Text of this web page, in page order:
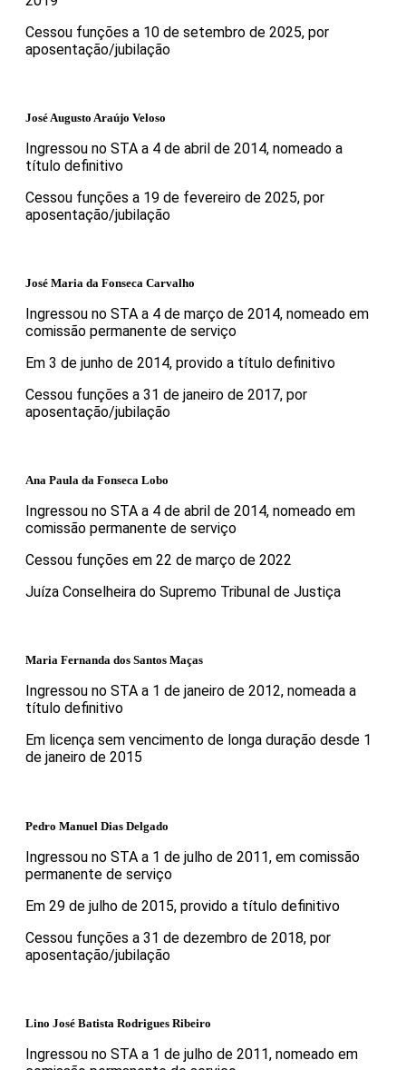
Cessou funções a 10 de setembro de 2025, por
aposentação/jubilação
José Augusto Araújo Veloso
Ingressou no STA a 4 de abril de 2014, nomeado a
título definitivo
Cessou funções a 19 de fevereiro de 2025, por
aposentação/jubilação
José Maria da Fonseca Carvalho
Ingressou no STA a 4 de março de 2014, nomeado em
comissão permanente de serviço
Em 3 de junho de 2014, provido a título definitivo
Cessou funções a 31 de janeiro de 2017, por
aposentação/jubilação
Ana Paula da Fonseca Lobo
Ingressou no STA a 4 de abril de 2014, nomeado em
comissão permanente de serviço
Cessou funções em 22 de março de 2022
Juíza Conselheira do Supremo Tribunal de Justiça
Maria Fernanda dos Santos Maças
Ingressou no STA a 1 de janeiro de 2012, nomeada a
título definitivo
Em licença sem vencimento de longa duração desde 1
de janeiro de 2015
Pedro Manuel Dias Delgado
Ingressou no STA a 1 de julho de 2011, em comissão
permanente de serviço
Em 29 de julho de 2015, provido a título definitivo
Cessou funções a 31 de dezembro de 2018, por
aposentação/jubilação
Lino José Batista Rodrigues Ribeiro
Ingressou no STA a 1 de julho de 2011, nomeado em